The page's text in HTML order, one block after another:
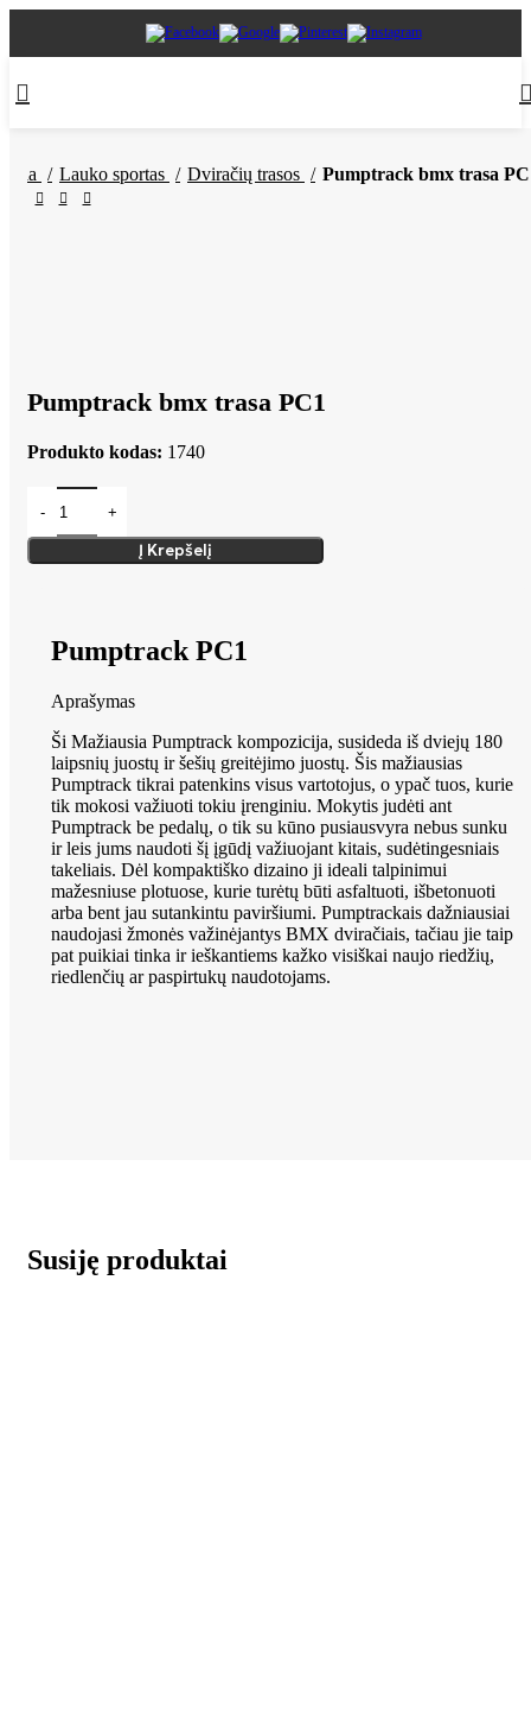
Lauko sportas Dviračių trasos Pumptrack bmx trasa
Pumptrack bmx trasa PC1
Produkto kodas: 1740
Į Krepšelį
Pumptrack PC1
Aprašymas
Ši Mažiausia Pumptrack kompozicija, susideda iš dviejų 180
laipsnių juostų ir šešių greitėjimo juostų. Šis mažiausias
Pumptrack tikrai patenkins visus vartotojus, o ypač tuos, kurie
tik mokosi važiuoti tokiu įrenginiu. Mokytis judėti ant
Pumptrack be pedalų, o tik su kūno pusiausvyra nebus sunku
ir leis jums naudoti šį įgūdį važiuojant kitais, sudėtingesniais
takeliais. Dėl kompaktiško dizaino ji ideali talpinimui
mažesniuse plotuose, kurie turėtų būti asfaltuoti, išbetonuoti
arba bent jau sutankintu paviršiumi. Pumptrackais dažniausiai
naudojasi žmonės važinėjantys BMX dviračiais, tačiau jie taip
pat puikiai tinka ir ieškantiems kažko visiškai naujo riedžių,
riedlenčių ar paspirtukų naudotojams.
Susiję produktai